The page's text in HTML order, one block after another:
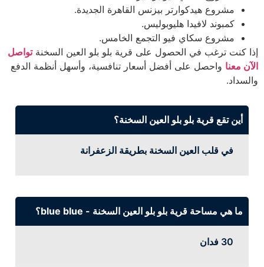
مشروع هيدكوارتر بيزنس القاهرة الجديدة.
كمبوند لافيدا هليوبوليس.
مشروع سكاي فيو التجمع الخامس.
إذا كنت ترغب في الحصول على قرية بلو بلو العين السخنةتواصل
الآن معنا واحصل على أفضل أسعار تنافسية، وأسهل أنظمة الدفع
والسداد.
أين تقع قرية بلو بلو العين السخنة؟
في قلب العين السخنة بطريقة الزعفرانة
ما هي مساحة قرية بلو بلو العين السخنة - blue blue؟
30 فدان